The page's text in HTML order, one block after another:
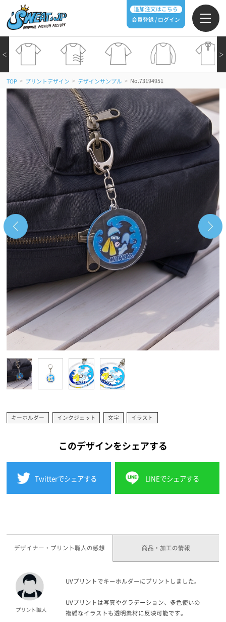
追加注文はこちら
会員登録 / ログイン
＞
＜
TOP > プリントデザイン > デザインサンプル > No.73194951
キーホルダー インクジェット 文字 イラスト
このデザインをシェアする
Twitterでシェアする LINEでシェアする
デザイナー・プリント職人の感想 商品・加工の情報
UVプリントでキーホルダーにプリントしました。
UVプリントは写真やグラデーション、多色使いの
複雑なイラストも透明素材に反映可能です。